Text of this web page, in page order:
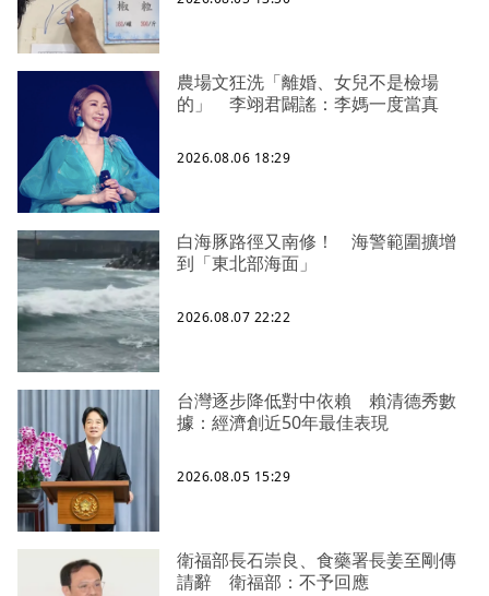
農場文狂洗「離婚、女兒不是檢場
的」 李翊君闢謠：李媽一度當真
2026.08.06 18:29
白海豚路徑又南修！ 海警範圍擴增
到「東北部海面」
2026.08.07 22:22
台灣逐步降低對中依賴 賴清德秀數
據：經濟創近50年最佳表現
2026.08.05 15:29
衛福部長石崇良、食藥署長姜至剛傳
請辭 衛福部：不予回應